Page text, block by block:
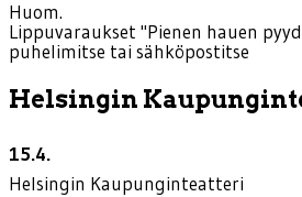
Huom.
Lippuvaraukset "Pienen hauen
puhelimitse tai sähköpostitse
Helsingin
15.4.
Helsingin Kaupunginteatteri